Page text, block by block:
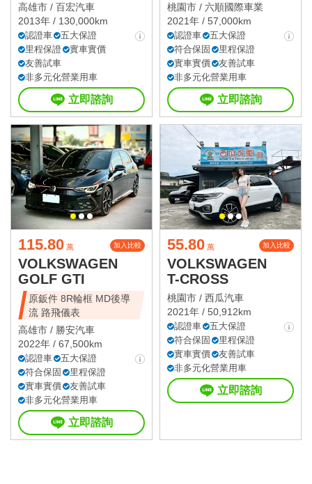
高雄市 / 百宏汽車
2013年 / 130,000km
認證車
五大保證
里程保證
實車實價
友善試車
非多元化營業用車
立即諮詢
桃園市 / 六順國際車業
2021年 / 57,000km
認證車
五大保證
符合保固
里程保證
實車實價
友善試車
非多元化營業用車
立即諮詢
115.80 萬 加入比較
VOLKSWAGEN
GOLF GTI
原鈑件 8R輪框 MD後導
流 路飛儀表
高雄市 / 勝安汽車
2022年 / 67,500km
認證車
五大保證
符合保固
里程保證
實車實價
友善試車
非多元化營業用車
立即諮詢
55.80 萬 加入比較
VOLKSWAGEN
T-CROSS
桃園市 / 西瓜汽車
2021年 / 50,912km
認證車
五大保證
符合保固
里程保證
實車實價
友善試車
非多元化營業用車
立即諮詢